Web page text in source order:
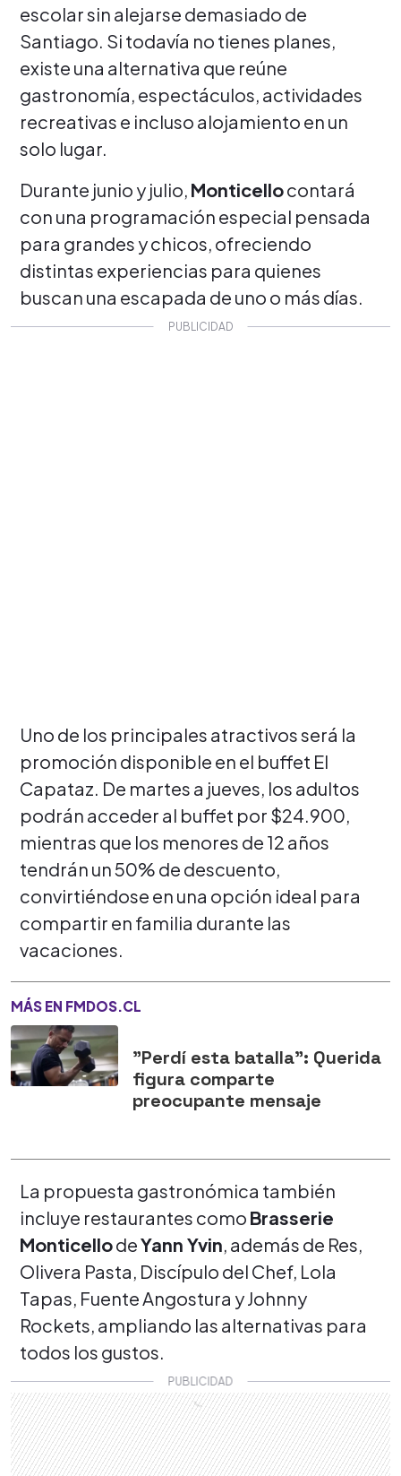
escolar sin alejarse demasiado de
Santiago. Si todavía no tienes planes,
existe una alternativa que reúne
gastronomía, espectáculos, actividades
recreativas e incluso alojamiento en un
solo lugar.
Durante junio y julio, Monticellocontará
con una programación especial pensada
para grandes y chicos, ofreciendo
distintas experiencias para quienes
buscan una escapada de uno o más días.
Uno de los principales atractivos será la
promoción disponible en el buffet El
Capataz. De martes a jueves, los adultos
podrán acceder al buffet por $24.900,
mientras que los menores de 12 años
tendrán un 50% de descuento,
convirtiéndose en una opción ideal para
compartir en familia durante las
vacaciones.
MÁS EN FMDOS.CL
"Perdí esta batalla": Querida
figura comparte
preocupante mensaje
La propuesta gastronómica también
incluye restaurantes como Brasserie
MonticellodeYann Yvin, además de Res,
Olivera Pasta, Discípulo del Chef, Lola
Tapas, Fuente Angostura y Johnny
Rockets, ampliando las alternativas para
todos los gustos.